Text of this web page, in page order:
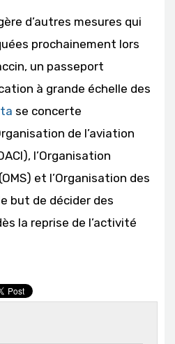
d’autres mesures qui
prochainement lors
un passeport
à grande échelle des
se concerte
de l’aviation
l’Organisation
et l’Organisation des
but de décider des
la reprise de l’activité